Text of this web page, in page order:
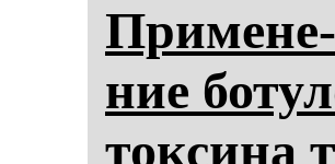
При­ме­не­
ние
ток­си­на